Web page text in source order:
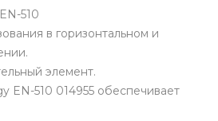
510
в горизонтальном и
элемент.
EN-510 014955 обеспечивает